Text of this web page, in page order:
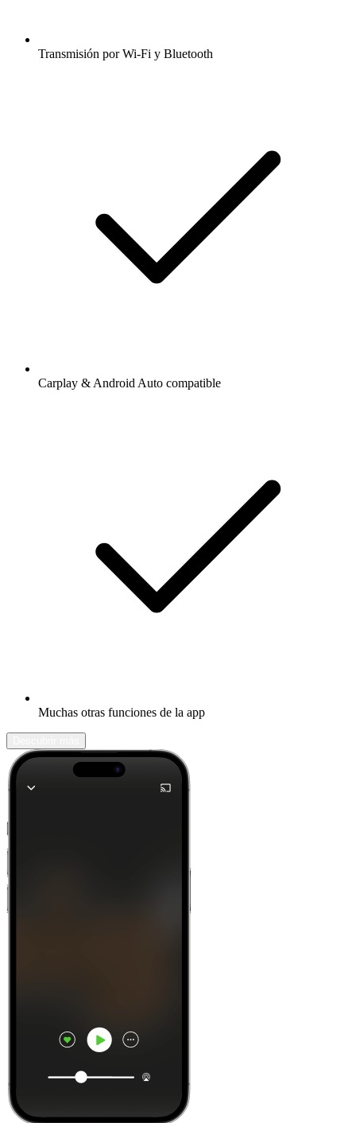
Transmisión por Wi-Fi y Bluetooth
Carplay & Android Auto compatible
Muchas otras funciones de la app